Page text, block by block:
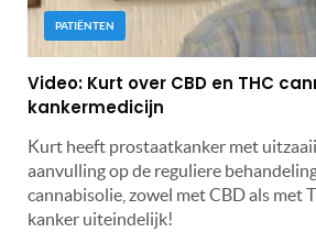
PATIËNTEN
Video: Kurt over CBD en THC
kankermedicijn
Kurt heeft prostaatkanker met
aanvulling op de reguliere
cannabisolie, zowel met CBD als met
kanker uiteindelijk!